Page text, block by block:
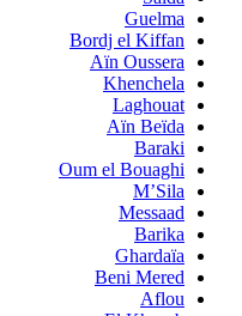
Guelma
Bordj el Kiffan
Aïn Oussera
Khenchela
Laghouat
Aïn Beïda
Baraki
Oum el Bouaghi
M’Sila
Messaad
Barika
Ghardaïa
Beni Mered
Aflou